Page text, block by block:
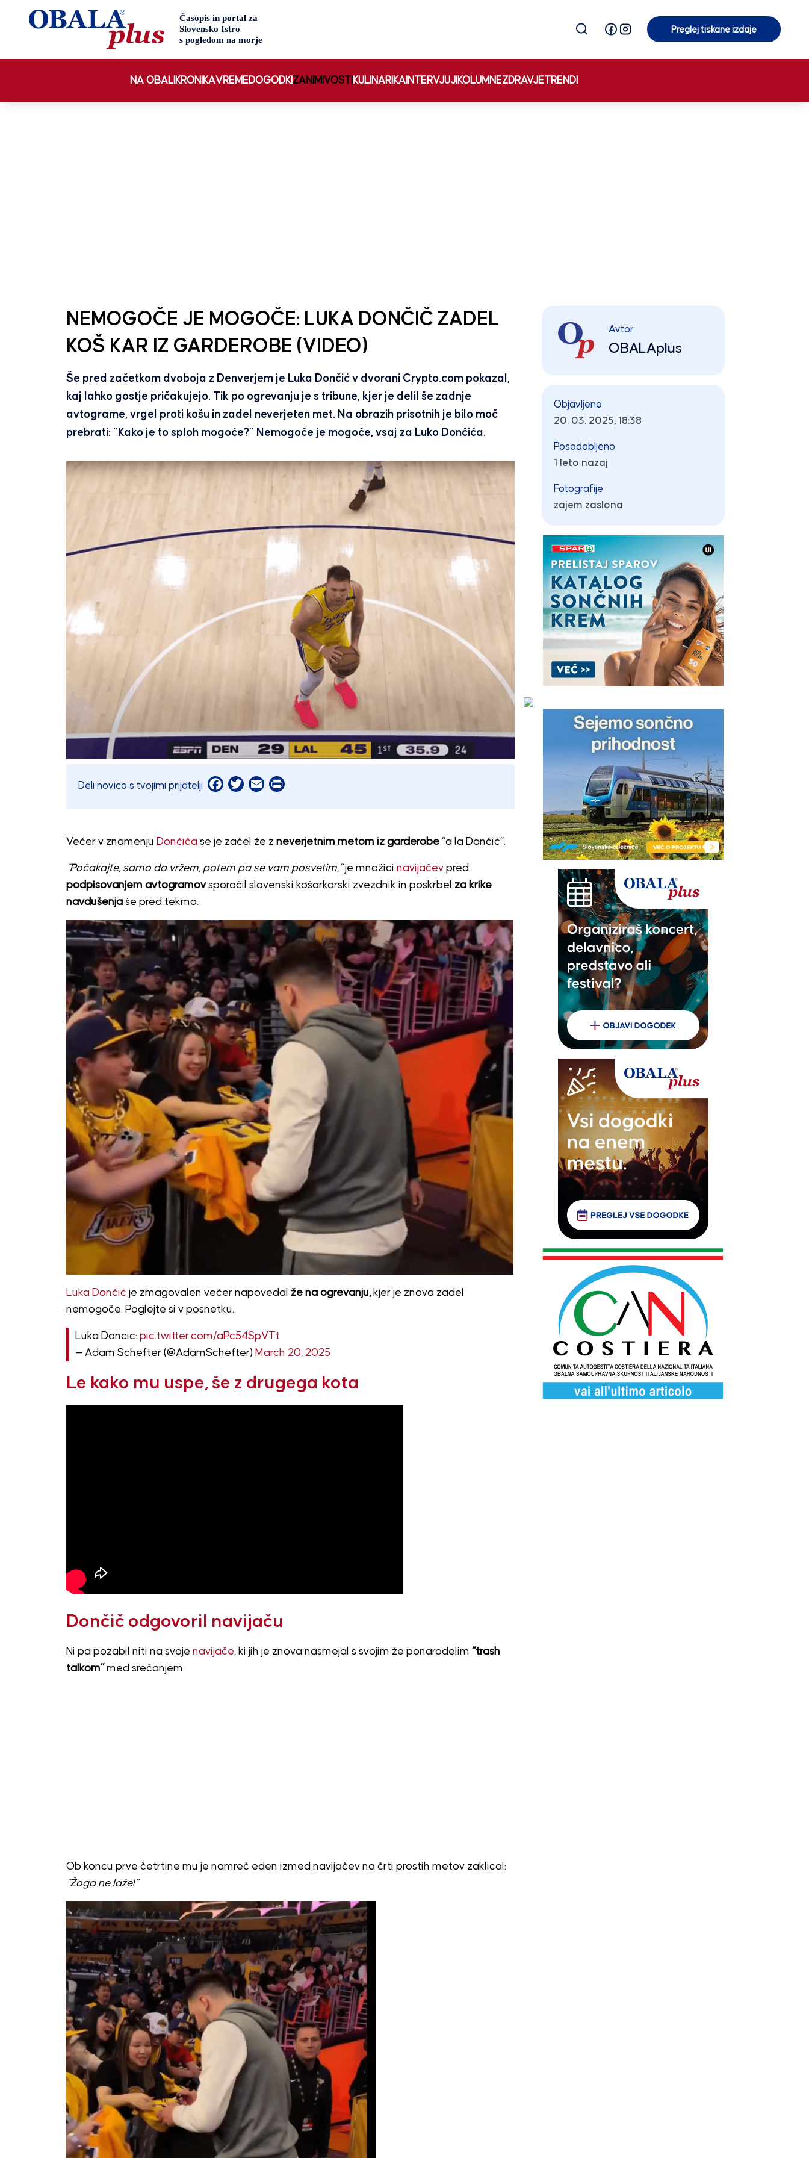
Preglej tiskane izdaje
NA OBALI KRONIKAVREMEDOGODKIZANIMIVOSTI KULINARIKA INTERVJUJI KOLUMNEZDRAVJETRENDI
NEMOGOČE JE MOGOČE: LUKA DONČIČ ZADEL
KOŠ KAR IZ GARDEROBE (VIDEO)
Še pred začetkom dvoboja z Denverjem je Luka Dončić v dvorani Crypto.com pokazal,
kaj lahko gostje pričakujejo. Tik po ogrevanju je s tribune, kjer je delil še zadnje
avtograme, vrgel proti košu in zadel neverjeten met. Na obrazih prisotnih je bilo moč
prebrati: “Kako je to sploh mogoče?” Nemogoče je mogoče, vsaj za Luko Dončiča.
Deli novico s tvojimi prijatelji Facebook
Twitter
EmailPrint
Večer v znamenju Dončičase je začel že z neverjetnim metom iz garderobe“a la Dončić”.
“Počakajte, samo da vržem, potem pa se vam posvetim,”je množici navijačevpred
podpisovanjem avtogramovsporočil slovenski košarkarski zvezdnik in poskrbel za krike
navdušenjaše pred tekmo.
Luka Dončić je zmagovalen večer napovedal že na ogrevanju,kjer je znova zadel
nemogoče. Poglejte si v posnetku.
Luka Doncic: pic.twitter.com/aPc54SpVTt
— Adam Schefter (@AdamSchefter) March 20, 2025
Le kako mu uspe, še z drugega kota
Dončič odgovoril navijaču
Ni pa pozabil niti na svoje navijače, ki jih je znova nasmejal s svojim že ponarodelim “trash
talkom”med srečanjem.
Ob koncu prve četrtine mu je namreč eden izmed navijačev na črti prostih metov zaklical:
“Žoga ne laže!”
Avtor
OBALAplus
Objavljeno
20. 03. 2025, 18:38
Posodobljeno
1 leto nazaj
Fotografije
zajem zaslona